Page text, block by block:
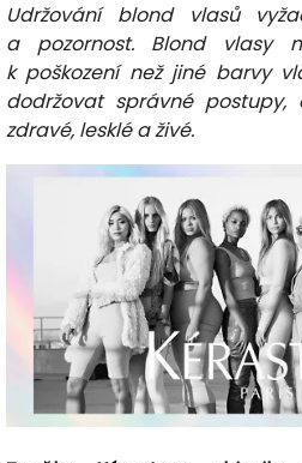
Udržování blond vlasů
a pozornost. Blond vlasy
k poškození než jiné barvy
dodržovat správné
zdravé, lesklé a živé.